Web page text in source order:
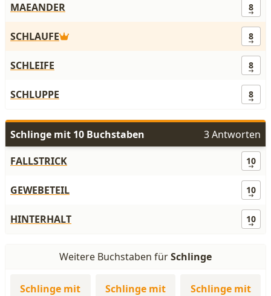
MAEANDER
8
SCHLAUFE 8
SCHLEIFE 8
SCHLUPPE 8
Schlinge mit 10 Buchstaben
3 Antworten
FALLSTRICK
10
GEWEBETEIL 10
HINTERHALT 10
Weitere Buchstaben fürSchlinge
Schlinge mit
Schlinge mit
Schlinge mit